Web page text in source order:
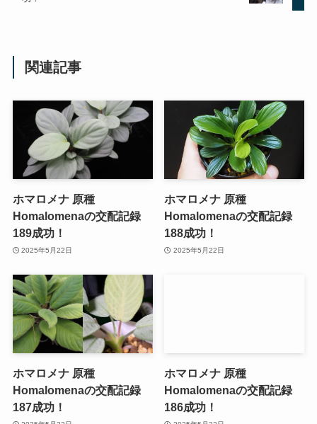
関連記事
ホマロメナ 原種
Homalomenaの交配記録
189成功！
2025年5月22日
ホマロメナ 原種
Homalomenaの交配記録
188成功！
2025年5月22日
ホマロメナ 原種
Homalomenaの交配記録
187成功！
ホマロメナ 原種
Homalomenaの交配記録
186成功！